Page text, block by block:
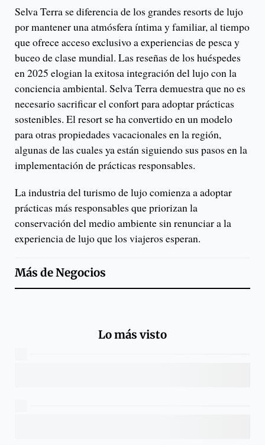
Selva Terra se diferencia de los grandes resorts de lujo
por mantener una atmósfera íntima y familiar, al tiempo
que ofrece acceso exclusivo a experiencias de pesca y
buceo de clase mundial. Las reseñas de los huéspedes
en 2025 elogian la exitosa integración del lujo con la
conciencia ambiental. Selva Terra demuestra que no es
necesario sacrificar el confort para adoptar prácticas
sostenibles. El resort se ha convertido en un modelo
para otras propiedades vacacionales en la región,
algunas de las cuales ya están siguiendo sus pasos en la
implementación de prácticas responsables.
La industria del turismo de lujo comienza a adoptar
prácticas más responsables que priorizan la
conservación del medio ambiente sin renunciar a la
experiencia de lujo que los viajeros esperan.
Más deNegocios
Lo más visto